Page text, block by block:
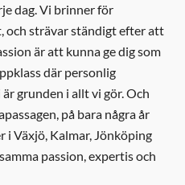
dag. Vi brinner för
och strävar ständigt efter att
är att kunna ge dig som
där personlig
grunden i allt vi gör. Och
på bara några år
i Växjö, Kalmar, Jönköping
passion, expertis och